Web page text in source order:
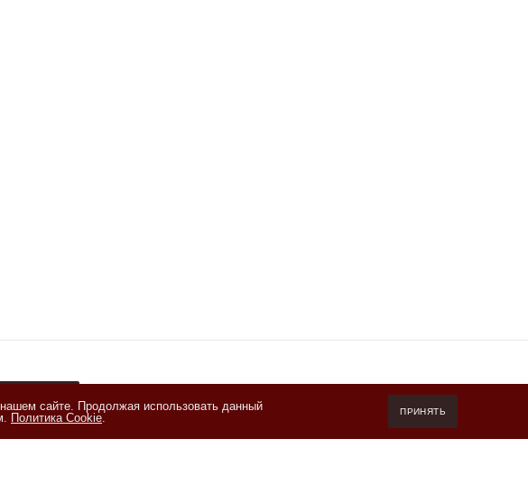
и даю
+7 (800) 550-20-87
сайте. Продолжая использовать данный
Политика Cookie. ПРИНЯТЬ